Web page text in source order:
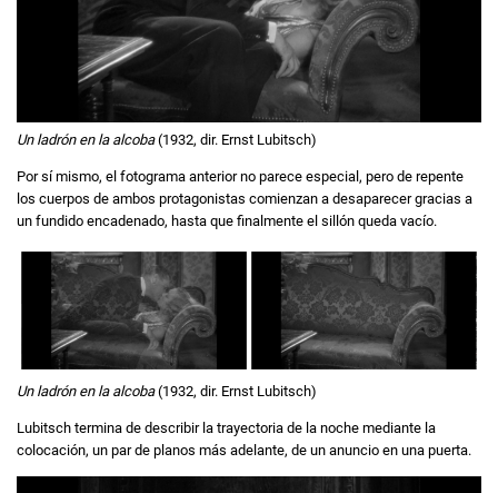
Un ladrón en la alcoba(1932, dir. Ernst Lubitsch)
Por sí mismo, el fotograma anterior no parece especial, pero de repente
los cuerpos de ambos protagonistas comienzan a desaparecer gracias a
un fundido encadenado, hasta que finalmente el sillón queda vacío.
Un ladrón en la alcoba(1932, dir. Ernst Lubitsch)
Lubitsch termina de describir la trayectoria de la noche mediante la
colocación, un par de planos más adelante, de un anuncio en una puerta.